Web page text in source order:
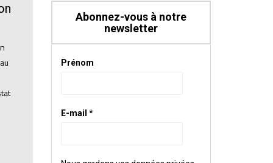
Abonnez-vous à notre
newsletter
Prénom
E-mail *